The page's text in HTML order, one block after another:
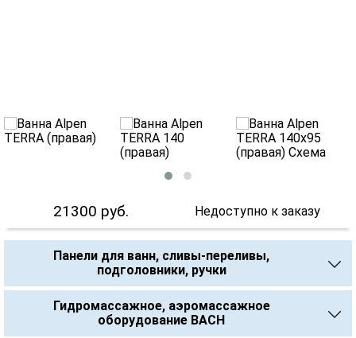
21300 руб. Недоступно к заказу
Панели для ванн, сливы-переливы,
подголовники, ручки
Гидромассажное, аэромассажное
оборудование BACH